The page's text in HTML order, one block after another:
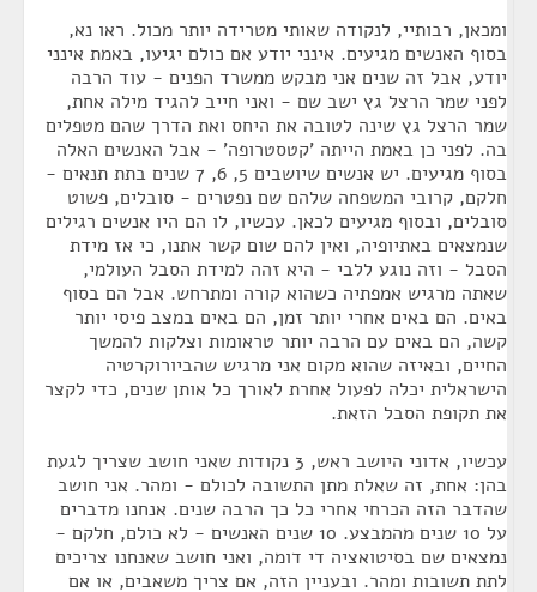
ומכאן, רבותיי, לנקודה שאותי מטרידה יותר מכול. ראו נא,
בסוף האנשים מגיעים. אינני יודע אם כולם יגיעו, באמת אינני
יודע, אבל זה שנים אני מבקש ממשרד הפנים - עוד הרבה
לפני שמר הרצל גץ ישב שם - ואני חייב להגיד מילה אחת,
שמר הרצל גץ שינה לטובה את היחס ואת הדרך שהם מטפלים
בה. לפני כן באמת הייתה 'קטסטרופה' - אבל האנשים האלה
בסוף מגיעים. יש אנשים שיושבים 5, 6, 7 שנים בתת תנאים -
חלקם, קרובי המשפחה שלהם שם נפטרים - סובלים, פשוט
סובלים, ובסוף מגיעים לכאן. עכשיו, לו הם היו אנשים רגילים
שנמצאים באתיופיה, ואין להם שום קשר אתנו, כי אז מידת
הסבל - וזה נוגע ללבי - היא זהה למידת הסבל העולמי,
שאתה מרגיש אמפתיה כשהוא קורה ומתרחש. אבל הם בסוף
באים. הם באים אחרי יותר זמן, הם באים במצב פיסי יותר
קשה, הם באים עם הרבה יותר טראומות וצלקות להמשך
החיים, ובאיזה שהוא מקום אני מרגיש שהביורוקרטיה
הישראלית יכלה לפעול אחרת לאורך כל אותן שנים, כדי לקצר
את תקופת הסבל הזאת.
עכשיו, אדוני היושב ראש, 3 נקודות שאני חושב שצריך לגעת
בהן: אחת, זה שאלת מתן התשובה לכולם - ומהר. אני חושב
שהדבר הזה הכרחי אחרי כל כך הרבה שנים. אנחנו מדברים
על 10 שנים מהמבצע. 10 שנים האנשים - לא כולם, חלקם -
נמצאים שם בסיטואציה די דומה, ואני חושב שאנחנו צריכים
לתת תשובות ומהר. ובעניין הזה, אם צריך משאבים, או אם